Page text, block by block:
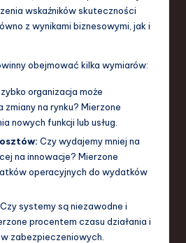
wskaźników skuteczności
z wynikami biznesowymi, jak i
obejmować kilka wymiarów:
organizacja może
na rynku? Mierzone
nowych funkcji lub usług.
Czy wydajemy mniej na
na innowacje? Mierzone
operacyjnych do wydatków
Czy systemy są niezawodne i
procentem czasu działania i
zabezpieczeniowych.